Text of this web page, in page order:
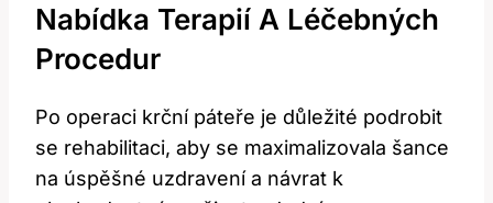
Nabídka Terapií A Léčebných
Procedur
Po operaci krční páteře je důležité podrobit
se rehabilitaci, aby se maximalizovala šance
na úspěšné uzdravení a návrat k